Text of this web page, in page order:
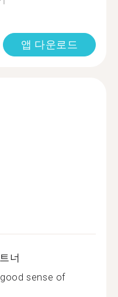
앱 다운로드
너
sense of